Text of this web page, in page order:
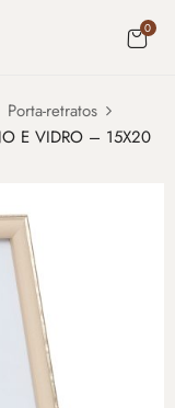
0
Porta-retratos
E VIDRO – 15X20